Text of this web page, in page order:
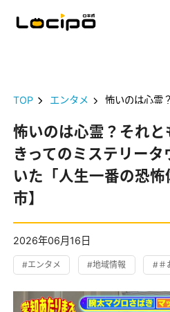
TOP エンタメ 怖いのは心霊？それともリアル？愛知県き
怖いのは心霊？それ
きってのミステリータ
いた「人生一番の恐
市】
2026年06月16日
#エンタメ #地域情報 #＃